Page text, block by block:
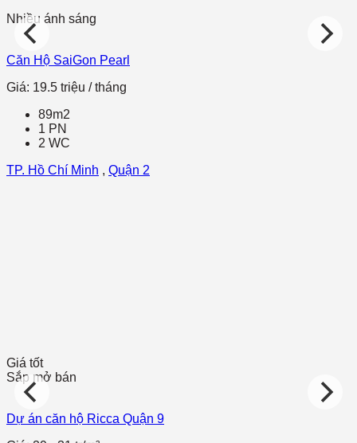
Nhiều ánh sáng
Căn Hộ SaiGon Pearl
Giá: 19.5 triệu / tháng
89m2
1 PN
2 WC
TP. Hồ Chí Minh , Quận 2
Giá tốt
Sắp mở bán
Dự án căn hộ Ricca Quận 9